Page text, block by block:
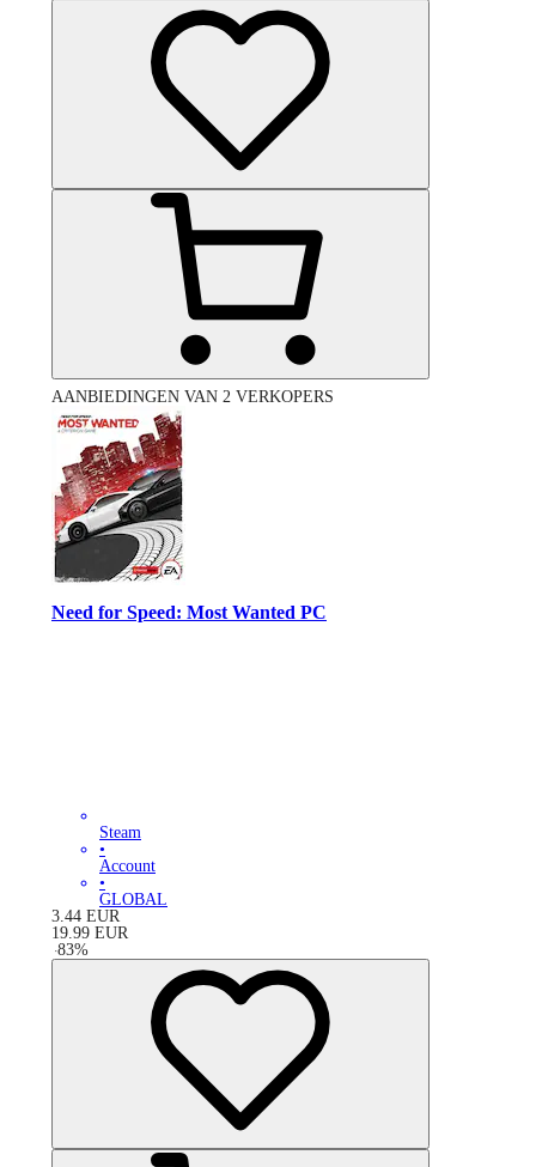
AANBIEDINGEN VAN 2 VERKOPERS
Need for Speed: Most Wanted PC
Steam
•
Account
•
GLOBAL
3.44 EUR
19.99 EUR
-83%